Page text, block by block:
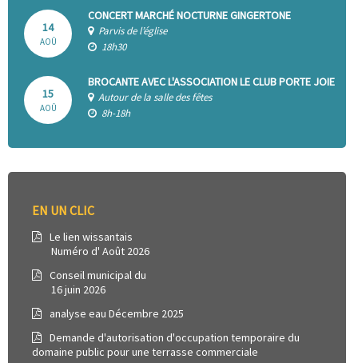
14
AOÛ
CONCERT MARCHÉ NOCTURNE GINGERTONE
Parvis de l’église
18h30
15
AOÛ
BROCANTE AVEC L'ASSOCIATION LE CLUB PORTE JOIE
Autour de la salle des fêtes
8h-18h
EN UN CLIC
Le lien wissantais
Numéro d' Août 2026
Conseil municipal du
16 juin 2026
analyse eau Décembre 2025
Demande d'autorisation d'occupation temporaire du
domaine public pour une terrasse commerciale